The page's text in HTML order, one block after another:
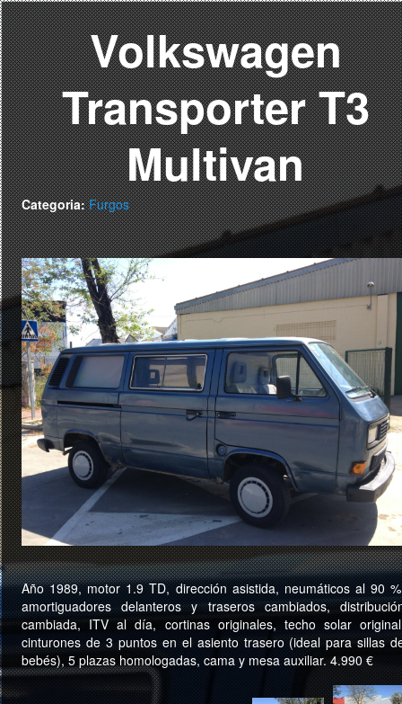
Volkswagen
Transporter T3
Multivan
Categoria: Furgos
Año 1989, motor 1.9 TD, dirección asistida, neumáticos al 90
amortiguadores delanteros y traseros cambiados,
cambiada, ITV al día, cortinas originales, techo solar
cinturones de 3 puntos en el asiento trasero (ideal para sillas
bebés), 5 plazas homologadas, cama y mesa auxiliar. 4.990 €